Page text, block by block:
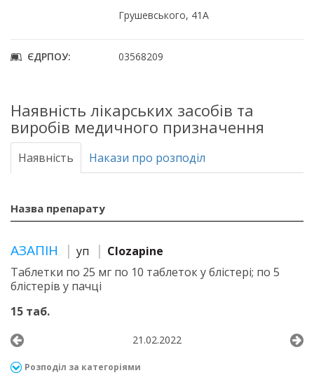
Грушевського, 41А
ЄДРПОУ: 03568209
Наявність лікарських засобів та
виробів медичного призначення
Наявність Накази про розподіл
Назва препарату
АЗАПІН уп
Clozapine
Таблетки по 25 мг по 10 таблеток у блістері; по 5
блістерів у пачці
15 таб.
21.02.2022
Розподіл за категоріями